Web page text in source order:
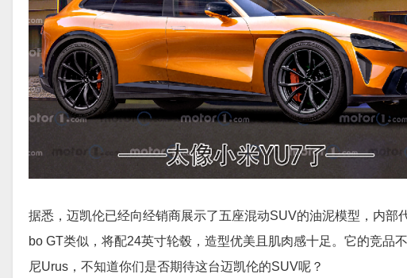
据悉，迈凯伦已经向经销商展示了五座混动SUV的油泥模型，内部
bo GT类似，将配24英寸轮毂，造型优美且肌肉感十足。它的竞品
尼Urus，不知道你们是否期待这台迈凯伦的SUV呢？